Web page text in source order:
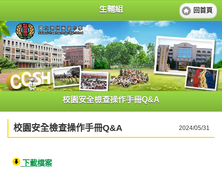
生輔組 回首頁
校園安全檢查操作手冊Q&A
校園安全檢查操作手冊Q&A 2024/05/31
下載檔案